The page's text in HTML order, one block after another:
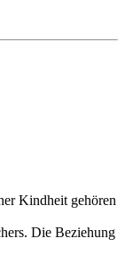
Kindheit gehören
Die Beziehung